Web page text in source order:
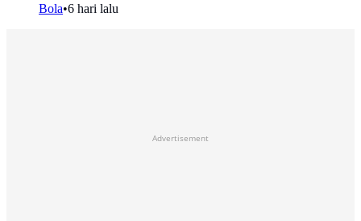
Bola•6 hari lalu
Advertisement